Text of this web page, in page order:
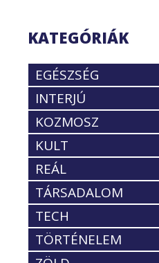
KATEGÓRIÁK
EGÉSZSÉG
INTERJÚ
KOZMOSZ
KULT
REÁL
TÁRSADALOM
TECH
TÖRTÉNELEM